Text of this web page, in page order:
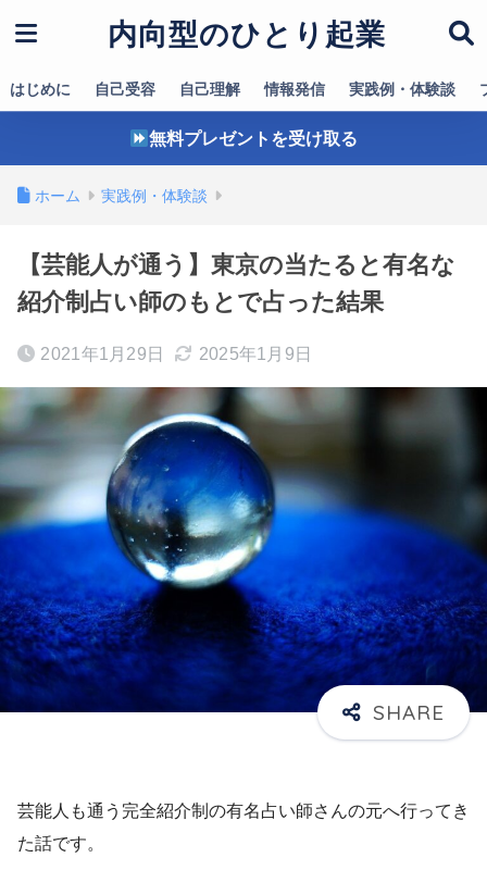
内向型のひとり起業
はじめに 自己受容 自己理解 情報発信 実践例・体験談
無料プレゼントを受け取る
ホーム 実践例・体験談
【芸能人が通う】東京の当たると有名な
紹介制占い師のもとで占った結果
2021年1月29日 2025年1月9日
芸能人も通う完全紹介制の有名占い師さんの元へ行ってき
た話です。